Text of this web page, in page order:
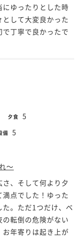
ゆったりとした時
して大変良かった
丁寧で良かったで
夕食 5
備 5
～
、そして何より夕
点でした！ゆった
。ただ1つだけ、ベ
転倒の危険がない
年寄りは起き上が